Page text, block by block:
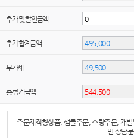
추가 및 할인금액
추가 합계금액
부가세
총 합계금액
주문제작형상품, 샘플주문, 소량주문, 개
면 상담